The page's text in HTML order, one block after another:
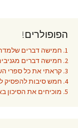
הפופולרים!
1. חמישה דברים שלמדתי כשאמרתי כן לבת שלי במשך 24 שעות
2. חמישה דברים מגניבים שאף אחד לא אמר לך על הנקה לילית
3. קראתי את כל ספרי השינה לתינוקות
4. חמש סיבות להפסיק להגיד כל הכבוד!
5. מוכיחים את הסיכון באימון שינה לתינוקות